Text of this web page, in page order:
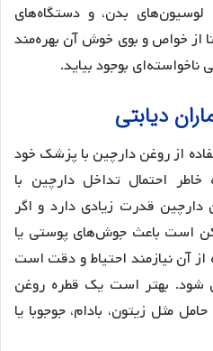
لوسیون‌های بدن، و دستگاه‌های
از خواص و بوی خوش آن بهره‌مند
بوجود بیاید.
دیابتی
از روغن دارچین با پزشک خود
احتمال تداخل دارچین با
قدرت زیادی دارد و اگر
است باعث جوش‌های پوستی یا
آن نیازمند احتیاط و دقت است
شود. بهتر است یک قطره روغن
مثل زیتون، بادام، جوجوبا یا